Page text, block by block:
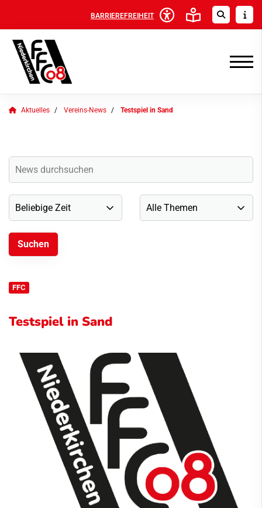
BARRIEREFREIHEIT
Aktuelles Vereins-News Testspiel in Sand
FFC
Testspiel in Sand